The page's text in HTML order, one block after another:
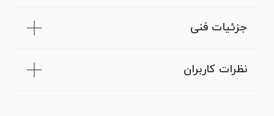
جزئیات فنی
نظرات کاربران